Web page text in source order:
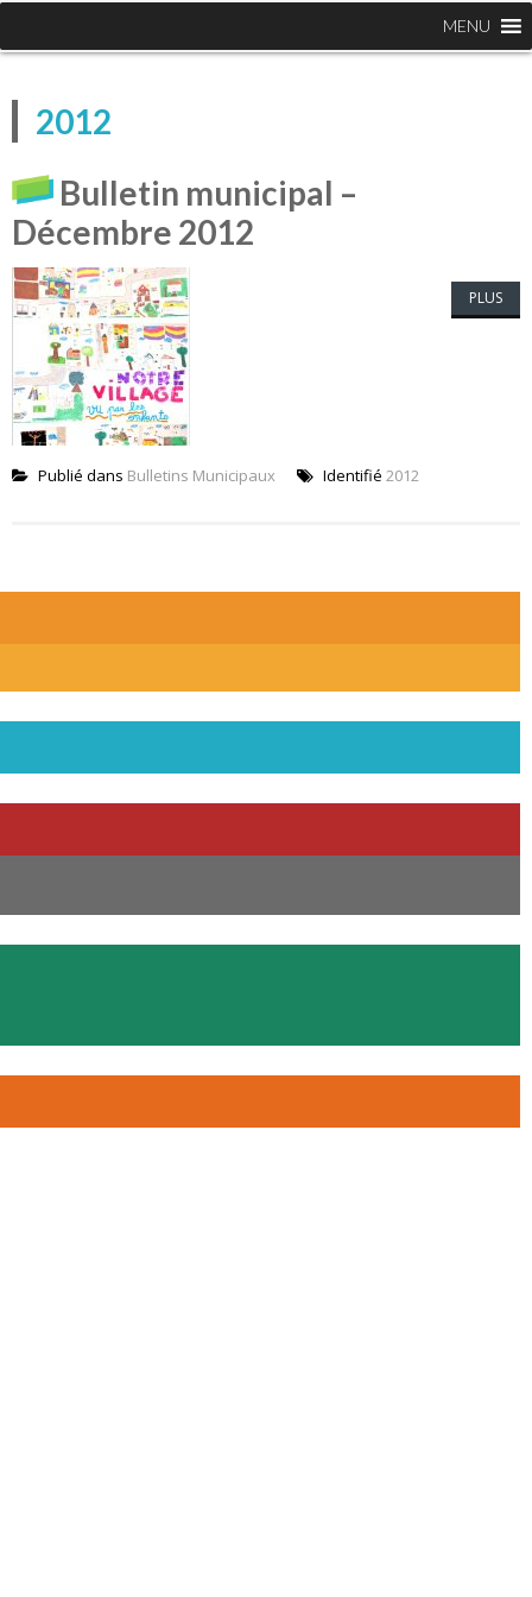
MENU
2012
Bulletin municipal –
Décembre 2012
PLUS
Publié dans Bulletins Municipaux Identifié 2012